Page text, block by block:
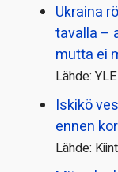
Ukraina
tavalla –
mutta ei
Lähde:
Iskikö
ennen
Lähde: